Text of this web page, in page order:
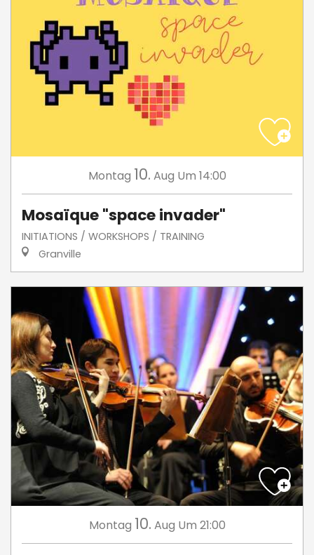
Montag 10. Aug Um 14:00
Mosaïque "space invader"
INITIATIONS / WORKSHOPS / TRAINING
Granville
Montag 10. Aug Um 21:00